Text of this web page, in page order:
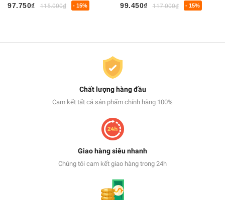
97.750₫
115.000₫ - 15%
Điện Tử Có Lõi Flux
99.450₫ 117.000₫ - 15%
Chất lượng hàng đầu
Cam kết tất cả sản phẩm chính hãng 100%
Giao hàng siêu nhanh
Chúng tôi cam kết giao hàng trong 24h